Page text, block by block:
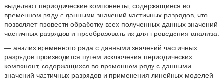
выделяют периодические компоненты, содержащиеся во
временном ряду с данными значений частичных разрядов, что
позволяет провести обработку всех полученных данных значений
частичных разрядов и преобразовать их для проведения анализа.
— анализ временного ряда с данными значений частичных
разрядов производится путем исключения периодических
компонент, содержащихся во временном ряду с данными
значений частичных разрядов и применения линейных моделей